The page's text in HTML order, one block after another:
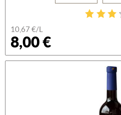
10,67 €/L
8,00 €